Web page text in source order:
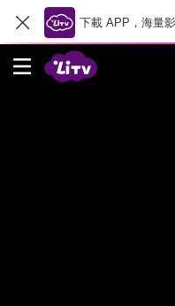
下載 APP，海量